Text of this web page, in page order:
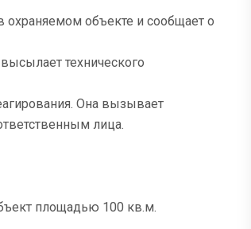
охраняемом объекте и сообщает о
технического
Она вызывает
лица.
площадью 100 кв.м.